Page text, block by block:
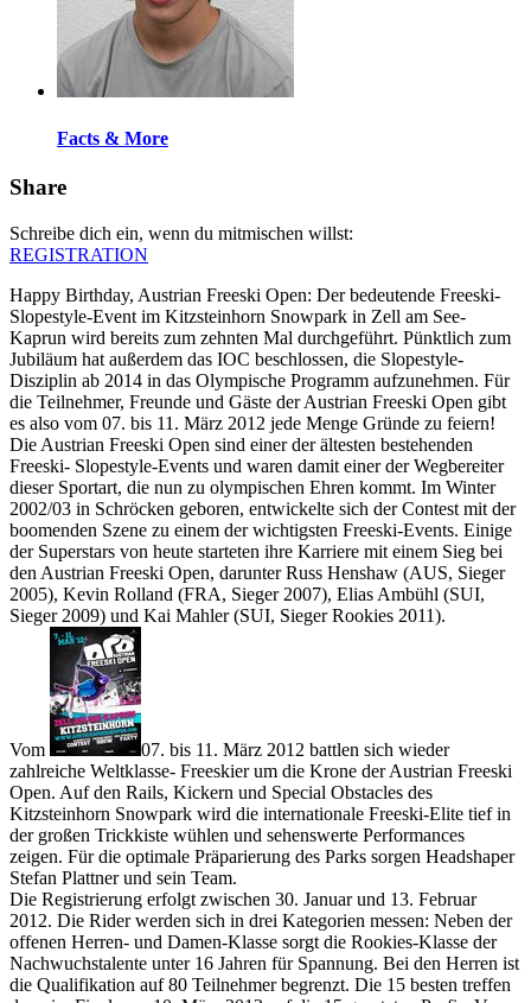
Facts & More
Share
Schreibe dich ein, wenn du mitmischen willst:
REGISTRATION
Happy Birthday, Austrian Freeski Open: Der bedeutende Freeski-
Slopestyle-Event im Kitzsteinhorn Snowpark in Zell am See-
Kaprun wird bereits zum zehnten Mal durchgeführt. Pünktlich zum
Jubiläum hat außerdem das IOC beschlossen, die Slopestyle-
Disziplin ab 2014 in das Olympische Programm aufzunehmen. Für
die Teilnehmer, Freunde und Gäste der Austrian Freeski Open gibt
es also vom 07. bis 11. März 2012 jede Menge Gründe zu feiern!
Die Austrian Freeski Open sind einer der ältesten bestehenden
Freeski- Slopestyle-Events und waren damit einer der Wegbereiter
dieser Sportart, die nun zu olympischen Ehren kommt. Im Winter
2002/03 in Schröcken geboren, entwickelte sich der Contest mit der
boomenden Szene zu einem der wichtigsten Freeski-Events. Einige
der Superstars von heute starteten ihre Karriere mit einem Sieg bei
den Austrian Freeski Open, darunter Russ Henshaw (AUS, Sieger
2005), Kevin Rolland (FRA, Sieger 2007), Elias Ambühl (SUI,
Sieger 2009) und Kai Mahler (SUI, Sieger Rookies 2011).
Vom
07. bis 11. März 2012 battlen sich wieder
zahlreiche Weltklasse- Freeskier um die Krone der Austrian Freeski
Open. Auf den Rails, Kickern und Special Obstacles des
Kitzsteinhorn Snowpark wird die internationale Freeski-Elite tief in
der großen Trickkiste wühlen und sehenswerte Performances
zeigen. Für die optimale Präparierung des Parks sorgen Headshaper
Stefan Plattner und sein Team.
Die Registrierung erfolgt zwischen 30. Januar und 13. Februar
2012. Die Rider werden sich in drei Kategorien messen: Neben der
offenen Herren- und Damen-Klasse sorgt die Rookies-Klasse der
Nachwuchstalente unter 16 Jahren für Spannung. Bei den Herren ist
die Qualifikation auf 80 Teilnehmer begrenzt. Die 15 besten treffen